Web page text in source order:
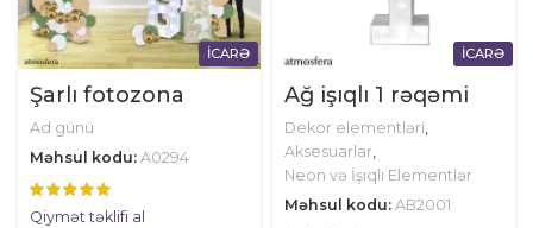
İCARƏ
Şarlı fotozona
Ad günü
Məhsul kodu: A0294
Qiymət təklifi al
İCARƏ
Ağ işıqlı 1 rəqəmi
Dekor elementləri
Aksesuarlar
Neon və İşıqlı Elementlər
Məhsul kodu: AB2001